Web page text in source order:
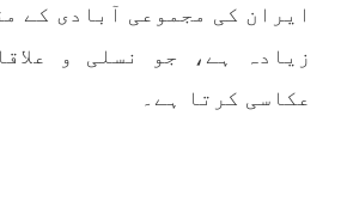
ایران کی مجموعی آبادی کے
زیادہ ہے، جو نسلی و
عکاسی کرتا ہے۔